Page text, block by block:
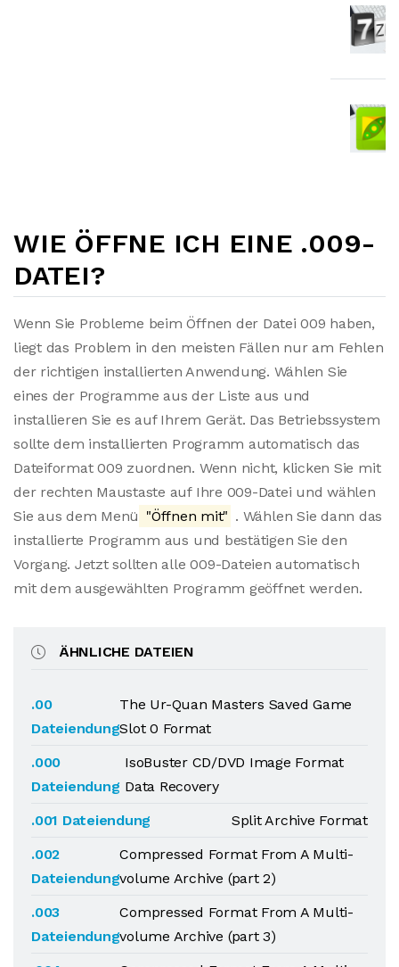
WIE ÖFFNE ICH EINE .009-
DATEI?
Wenn Sie Probleme beim Öffnen der Datei 009 haben,
liegt das Problem in den meisten Fällen nur am Fehlen
der richtigen installierten Anwendung. Wählen Sie
eines der Programme aus der Liste aus und
installieren Sie es auf Ihrem Gerät. Das Betriebssystem
sollte dem installierten Programm automatisch das
Dateiformat 009 zuordnen. Wenn nicht, klicken Sie mit
der rechten Maustaste auf Ihre 009-Datei und wählen
Sie aus dem Menü "Öffnen mit" . Wählen Sie dann das
installierte Programm aus und bestätigen Sie den
Vorgang. Jetzt sollten alle 009-Dateien automatisch
mit dem ausgewählten Programm geöffnet werden.
ÄHNLICHE DATEIEN
.00
Dateiendung
The Ur-Quan Masters Saved Game
Slot 0 Format
.000
Dateiendung
IsoBuster CD/DVD Image Format
Data Recovery
.001 Dateiendung
Split Archive Format
.002
Dateiendung
Compressed Format From A Multi-
volume Archive (part 2)
.003
Dateiendung
Compressed Format From A Multi-
volume Archive (part 3)